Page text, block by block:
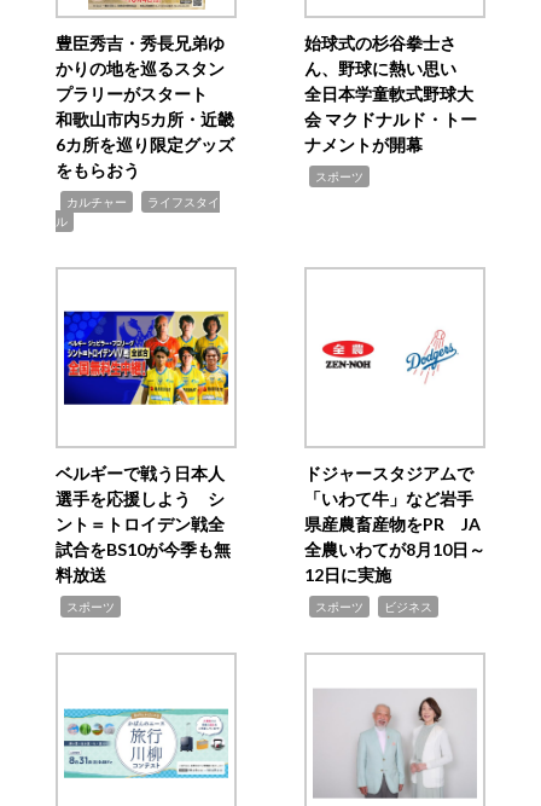
豊臣秀吉・秀長兄弟ゆ
かりの地を巡るスタン
プラリーがスタート
和歌山市内5カ所・近畿
6カ所を巡り限定グッズ
をもらおう
カルチャー
ライフスタイ
ル
始球式の杉谷拳士さ
ん、野球に熱い思い
全日本学童軟式野球大
会 マクドナルド・トー
ナメントが開幕
スポーツ
ベルギーで戦う日本人
選手を応援しよう シ
ント＝トロイデン戦全
試合をBS10が今季も無
料放送
スポーツ
ドジャースタジアムで
「いわて牛」など岩手
県産農畜産物をPR JA
全農いわてが8月10日～
12日に実施
スポーツ ビジネス